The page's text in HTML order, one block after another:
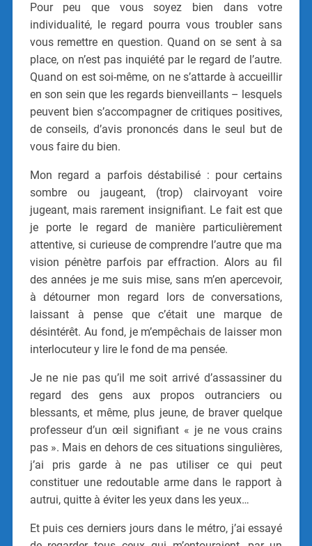
Pour peu que vous soyez bien dans votre
individualité, le regard pourra vous troubler sans
vous remettre en question. Quand on se sent à sa
place, on n’est pas inquiété par le regard de l’autre.
Quand on est soi-même, on ne s’attarde à accueillir
en son sein que les regards bienveillants – lesquels
peuvent bien s’accompagner de critiques positives,
de conseils, d’avis prononcés dans le seul but de
vous faire du bien.
Mon regard a parfois déstabilisé : pour certains
sombre ou jaugeant, (trop) clairvoyant voire
jugeant, mais rarement insignifiant. Le fait est que
je porte le regard de manière particulièrement
attentive, si curieuse de comprendre l’autre que ma
vision pénètre parfois par effraction. Alors au fil
des années je me suis mise, sans m’en apercevoir,
à détourner mon regard lors de conversations,
laissant à pense que c’était une marque de
désintérêt. Au fond, je m’empêchais de laisser mon
interlocuteur y lire le fond de ma pensée.
Je ne nie pas qu’il me soit arrivé d’assassiner du
regard des gens aux propos outranciers ou
blessants, et même, plus jeune, de braver quelque
professeur d’un œil signifiant « je ne vous crains
pas ». Mais en dehors de ces situations singulières,
j’ai pris garde à ne pas utiliser ce qui peut
constituer une redoutable arme dans le rapport à
autrui, quitte à éviter les yeux dans les yeux…
Et puis ces derniers jours dans le métro, j’ai essayé